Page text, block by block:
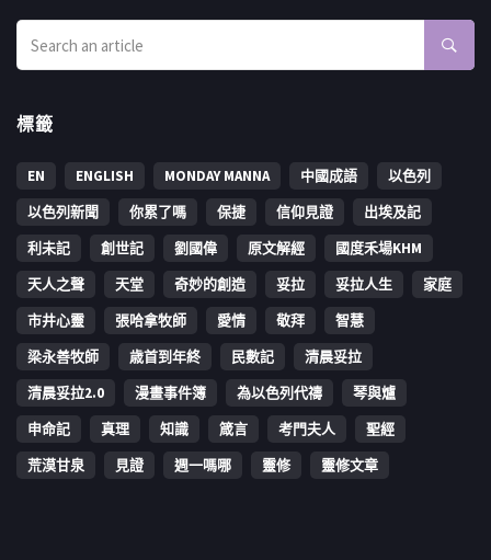
標籤
EN ENGLISH MONDAY MANNA 中國成語
以色列
以色列新聞
你累了嗎 保捷 信仰見證
出埃及記
利未記
創世記 劉國偉 原文解經
國度禾場KHM
天人之聲
天堂 奇妙的創造 妥拉 妥拉人生
家庭
市井心靈
張哈拿牧師 愛情 敬拜
智慧
梁永善牧師
歳首到年終 民數記
清晨妥拉
清晨妥拉2.0
漫畫事件簿 為以色列代禱
琴與爐
申命記
真理 知識 箴言 考門夫人
聖經
荒漠甘泉
見證 週一嗎哪 靈修 靈修文章